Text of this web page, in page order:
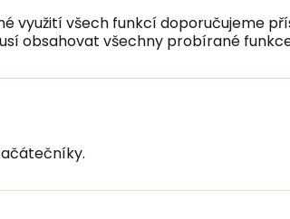
využití všech funkcí doporučujeme
obsahovat všechny probírané